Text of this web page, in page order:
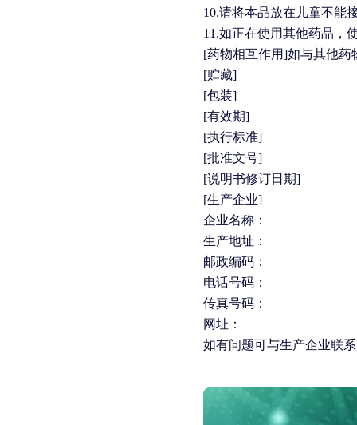
10.请将本品放在儿童不能
11.如正在使用其他药品，
[药物相互作用]如与其他药
[贮藏]
[包装]
[有效期]
[执行标准]
[批准文号]
[说明书修订日期]
[生产企业]
企业名称：
生产地址：
邮政编码：
电话号码：
传真号码：
网址：
如有问题可与生产企业联